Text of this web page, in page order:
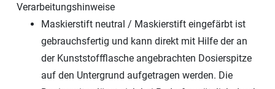
Verarbeitungshinweise
Maskierstift neutral / Maskierstift eingefärbt ist
gebrauchsfertig und kann direkt mit Hilfe der an
der Kunststoffflasche angebrachten Dosierspitze
auf den Untergrund aufgetragen werden. Die